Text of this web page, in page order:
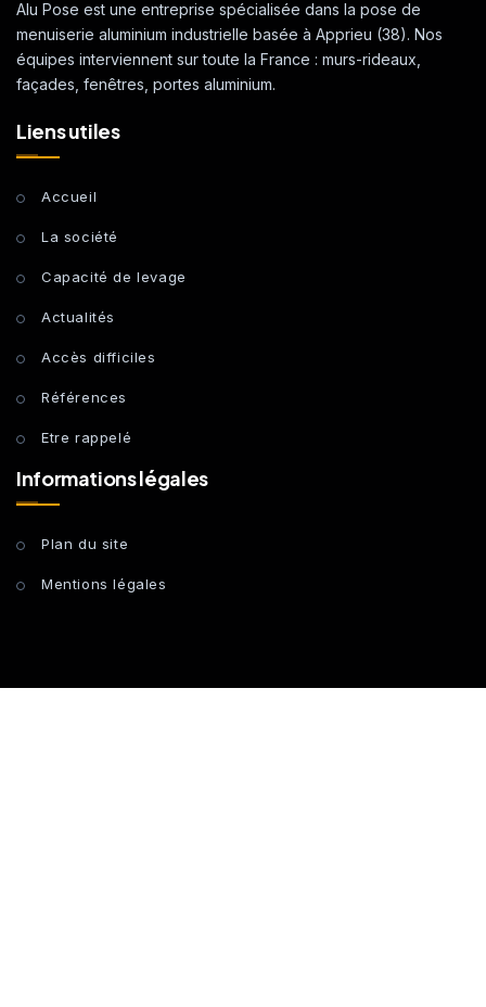
Alu Pose est une entreprise spécialisée dans la pose de
menuiserie aluminium industrielle basée à Apprieu (38). Nos
équipes interviennent sur toute la France : murs-rideaux,
façades, fenêtres, portes aluminium.
Liens utiles
Accueil
La société
Capacité de levage
Actualités
Accès difficiles
Références
Etre rappelé
Informations légales
Plan du site
Mentions légales